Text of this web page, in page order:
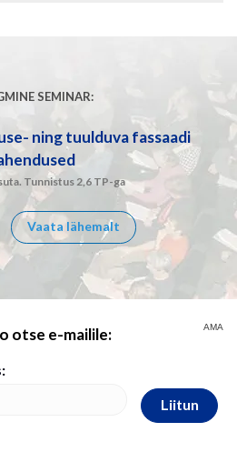
SEMINAR:
ning tuulduva fassaadi
Tunnistus 2,6 TP-ga
Vaata lähemalt
otse e-mailile:
Liitun
AMA